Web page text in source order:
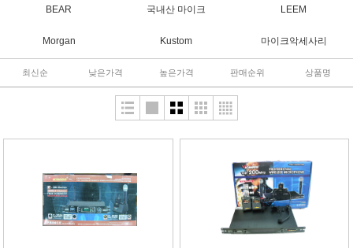
BEAR 국내산 마이크 LEEM
Morgan Kustom 마이크악세사리
최신순 낮은가격 높은가격 판매순위 상품명